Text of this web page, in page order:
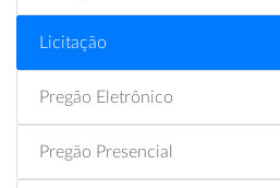
Licitação
Pregão Eletrônico
Pregão Presencial